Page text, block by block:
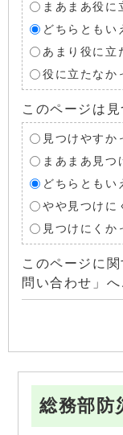
まあまあ役に
どちらともい
あまり役に立
役に立たなか
このページは
見つけやすか
まあまあ見つ
どちらともい
やや見つけに
見つけにくか
このページに
問い合わせ」へ
総務部防